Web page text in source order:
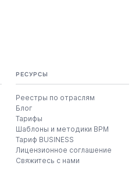
РЕСУРСЫ
Реестры по отраслям
Блог
Тарифы
Шаблоны и методики BPM
Тариф BUSINESS
Лицензионное соглашение
Свяжитесь с нами